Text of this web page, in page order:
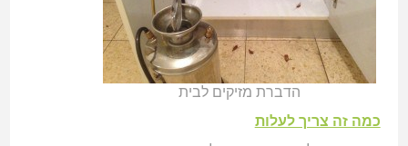
הדברת מזיקים לבית
כמה זה צריך לעלות